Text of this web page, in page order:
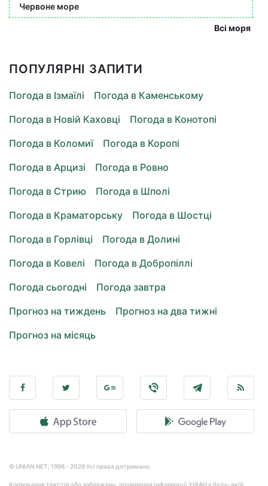
Червоне море
Всі моря
ПОПУЛЯРНІ ЗАПИТИ
Погода в Ізмаїлі
Погода в Каменському
Погода в Новій Каховці
Погода в Конотопі
Погода в Коломиї
Погода в Коропі
Погода в Арцизі
Погода в Ровно
Погода в Стрию
Погода в Шполі
Погода в Краматорську
Погода в Шостці
Погода в Горлівці
Погода в Долині
Погода в Ковелі
Погода в Добропіллі
Погода сьогодні
Погода завтра
Прогноз на тиждень
Прогноз на два тижні
Прогноз на місяць
© UNIAN.NET, 1998 - 2026 Усі права дотримано.
Копіювання текстів або зображень, поширення інформації УНІАН у будь-якій